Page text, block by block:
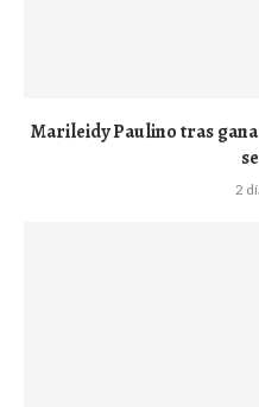
Marileidy Paulino tras
2